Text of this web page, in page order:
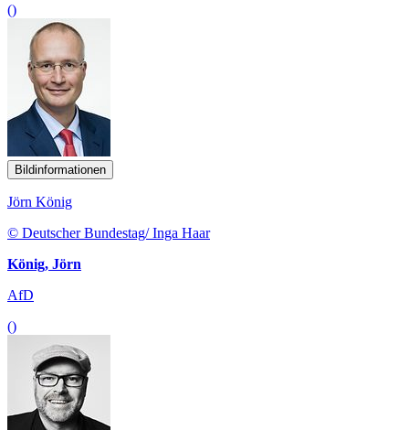
()
Bildinformationen
Jörn König
© Deutscher Bundestag/ Inga Haar
König, Jörn
AfD
()